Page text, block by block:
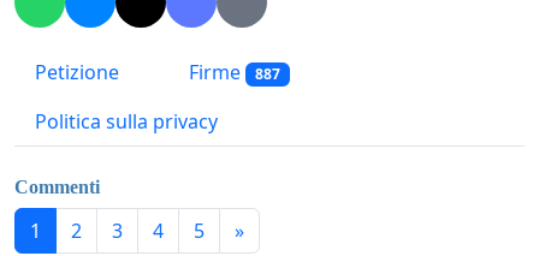
Petizione Firme 887
Politica sulla privacy
Commenti
1 2 3 4 5 »